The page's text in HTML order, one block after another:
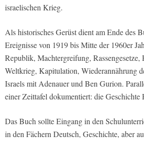
israelischen Krieg.
Als historisches Gerüst dient am Ende des
Ereignisse von 1919 bis Mitte der 1960er
Republik, Machtergreifung, Rassengesetze,
Weltkrieg, Kapitulation, Wiederannährung
Israels mit Adenauer und Ben Gurion.
einer Zeittafel dokumentiert: die Geschichte
Das Buch sollte Eingang in den
in den Fächern Deutsch, Geschichte, aber